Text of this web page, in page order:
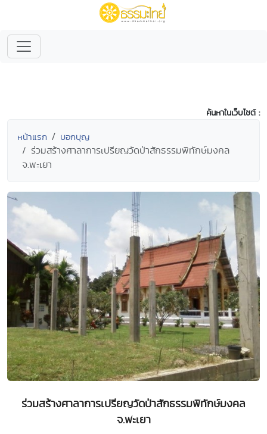
ค้นหาในเว็บไซต์ :
หน้าแรก บอกบุญ
ร่วมสร้างศาลาการเปรียญวัดป่าสักธรรมพิทักษ์มงคล
จ.พะเยา
ร่วมสร้างศาลาการเปรียญวัดป่าสักธรรมพิทักษ์มงคล
จ.พะเยา